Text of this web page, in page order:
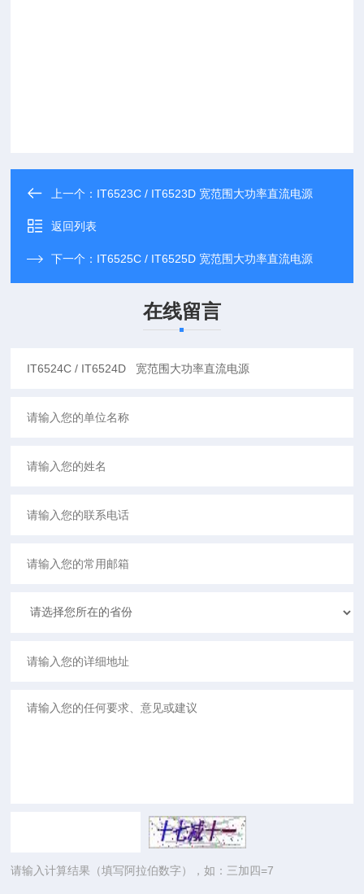
上一个： IT6523C / IT6523D 宽范围大功率直流电源
返回列表
下一个： IT6525C / IT6525D 宽范围大功率直流电源
在线留言
请输入计算结果（填写阿拉伯数字），如：三加四=7